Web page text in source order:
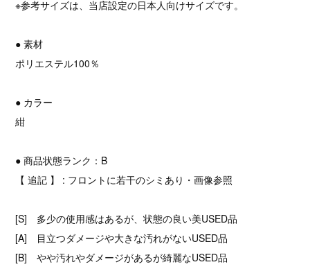
※参考サイズは、当店設定の日本人向けサイズです。
● 素材
ポリエステル100％
● カラー
紺
● 商品状態ランク：B
【 追記 】 : フロントに若干のシミあり・画像参照
[S] 多少の使用感はあるが、状態の良い美USED品
[A] 目立つダメージや大きな汚れがないUSED品
[B] やや汚れやダメージがあるが綺麗なUSED品